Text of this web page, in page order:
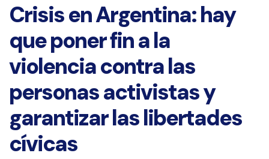
Crisis en Argentina: hay
que poner fin a la
violencia contra las
personas activistas y
garantizar las libertades
cívicas